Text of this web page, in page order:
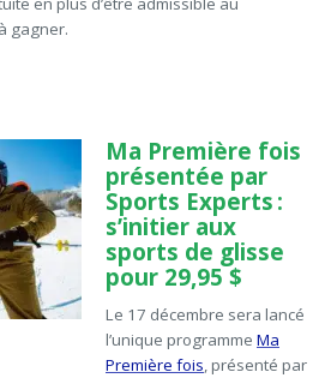
gagner.
Ma Première fois
présentée par
Sports Experts :
s’initier aux
sports de glisse
pour 29,95 $
Le 17 décembre sera lancé
l’unique programme Ma
Première fois, présenté par